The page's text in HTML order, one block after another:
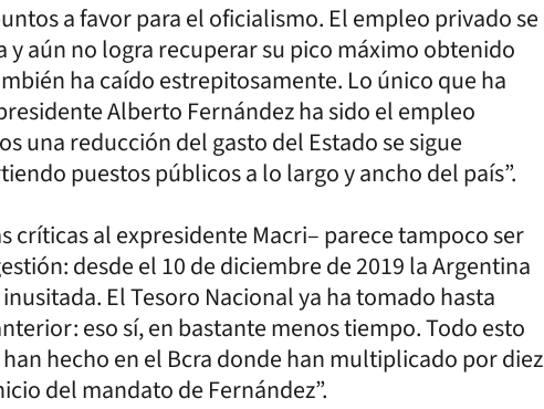
a favor para el oficialismo. El empleo privado se
aún no logra recuperar su pico máximo obtenido
ha caído estrepitosamente. Lo único que ha
Alberto Fernández ha sido el empleo
una reducción del gasto del Estado se sigue
puestos públicos a lo largo y ancho del país”.
críticas al expresidente Macri– parece tampoco ser
desde el 10 de diciembre de 2019 la Argentina
El Tesoro Nacional ya ha tomado hasta
eso sí, en bastante menos tiempo. Todo esto
hecho en el Bcra donde han multiplicado por diez
del mandato de Fernández”.